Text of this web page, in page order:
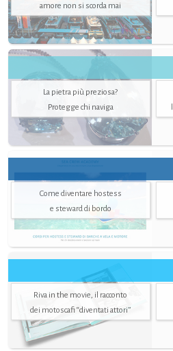
amore non si scorda mai
La pietra più preziosa?
Protegge chi naviga
Come diventare hostess
e steward di bordo
Riva in the movie, il racconto
dei motoscafi “diventati attori”